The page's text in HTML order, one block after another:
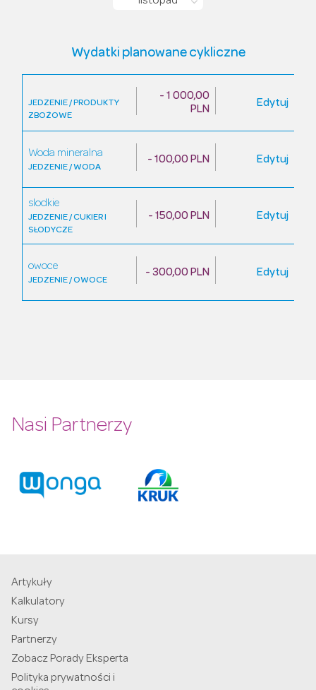
Wydatki planowane cykliczne
JEDZENIE / PRODUKTY
ZBOŻOWE
- 1 000,00
PLN
Edytuj
Woda mineralna
JEDZENIE / WODA
- 100,00 PLN Edytuj
slodkie
JEDZENIE / CUKIER I
SŁODYCZE
- 150,00 PLN Edytuj
owoce
JEDZENIE / OWOCE
- 300,00 PLN Edytuj
Nasi Partnerzy
Artykuły
Kalkulatory
Kursy
Partnerzy
Zobacz Porady Eksperta
Polityka prywatności i